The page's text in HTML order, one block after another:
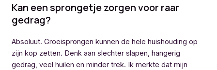
Kan een sprongetje zorgen voor raar
gedrag?
Absoluut. Groeisprongen kunnen de hele huishouding op
zijn kop zetten. Denk aan slechter slapen, hangerig
gedrag, veel huilen en minder trek. Ik merkte dat mijn